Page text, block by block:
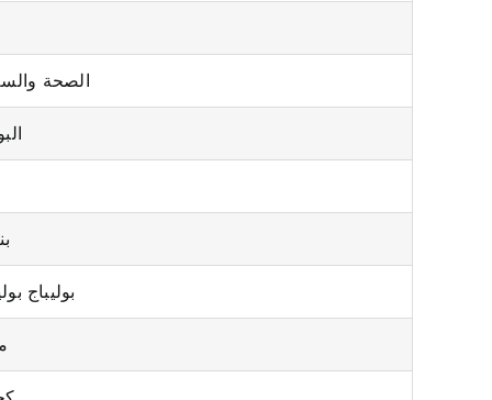
الصحة والسلامة
بوليباج